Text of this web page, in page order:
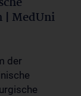
| MedUni
der